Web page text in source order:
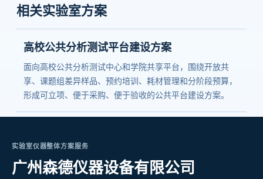
相关实验室方案
高校公共分析测试平台建设方案
面向高校公共分析测试中心和学院共享平台，围绕开放共
享、课题组差异样品、预约培训、耗材管理和分阶段预算，
形成可立项、便于采购、便于验收的公共平台建设方案。
实验室仪器整体方案服务
广州森德仪器设备有限公司